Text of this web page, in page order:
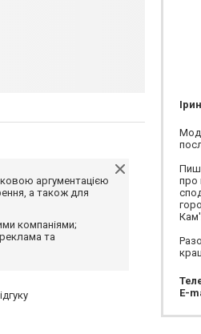
аргументацією
а також для
компаніями;
та
про
E-